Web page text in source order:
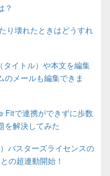
？
り壊れたときはどうすれ
イトル）や本文を編集
のメールも編集できま
Fitで連携ができずに歩数
を解決してみた
バスターズライセンスの
の超連動開始！